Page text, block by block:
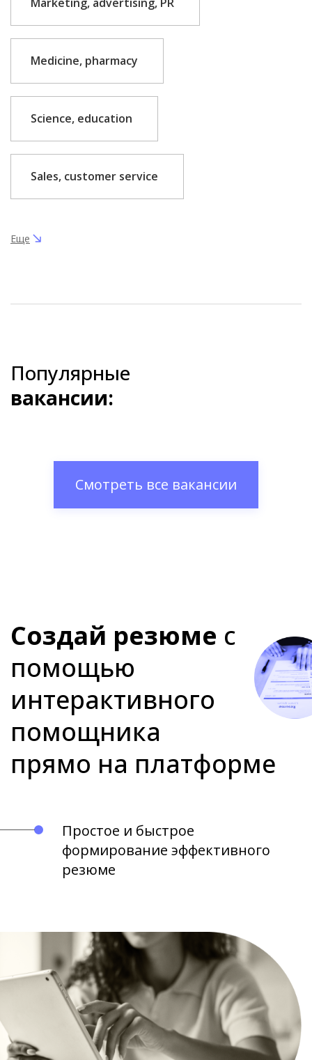
Medicine, pharmacy
Science, education
Sales, customer service
Еще
Популярные
вакансии:
Смотреть все вакансии
Создай резюме с
помощью
интерактивного
помощника
прямо на платформе
Простое и быстрое
формирование эффективного
резюме